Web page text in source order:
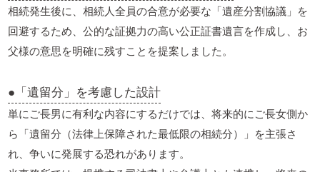
相続発生後に、相続人全員の合意が必要な「遺産分割協議」を
回避するため、公的な証拠力の高い公正証書遺言を作成し、お
父様の意思を明確に残すことを提案しました。
●「遺留分」を考慮した設計
単にご長男に有利な内容にするだけでは、将来的にご長女側か
ら「遺留分（法律上保障された最低限の相続分）」を主張さ
れ、争いに発展する恐れがあります。